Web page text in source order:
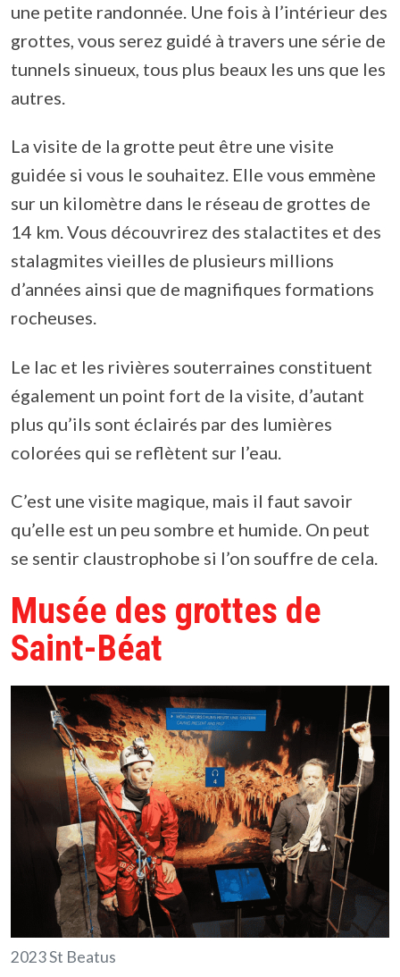
une petite randonnée. Une fois à l’intérieur des
grottes, vous serez guidé à travers une série de
tunnels sinueux, tous plus beaux les uns que les
autres.
La visite de la grotte peut être une visite
guidée si vous le souhaitez. Elle vous emmène
sur un kilomètre dans le réseau de grottes de
14 km. Vous découvrirez des stalactites et des
stalagmites vieilles de plusieurs millions
d’années ainsi que de magnifiques formations
rocheuses.
Le lac et les rivières souterraines constituent
également un point fort de la visite, d’autant
plus qu’ils sont éclairés par des lumières
colorées qui se reflètent sur l’eau.
C’est une visite magique, mais il faut savoir
qu’elle est un peu sombre et humide. On peut
se sentir claustrophobe si l’on souffre de cela.
Musée des grottes de
Saint-Béat
2023 St Beatus